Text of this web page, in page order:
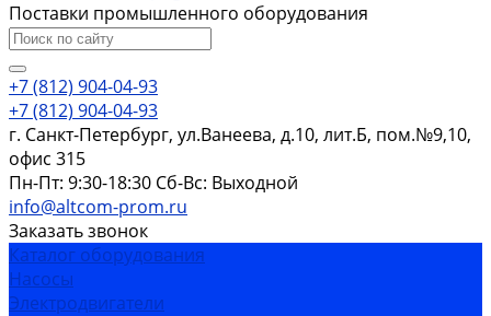
Поставки промышленного оборудования
+7 (812) 904-04-93
+7 (812) 904-04-93
г. Санкт-Петербург, ул.Ванеева, д.10, лит.Б, пом.№9,10,
офис 315
Пн-Пт: 9:30-18:30 Cб-Вс: Выходной
info@altcom-prom.ru
Заказать звонок
Каталог оборудования
Насосы
Электродвигатели